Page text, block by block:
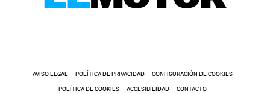
AVISO LEGAL POLÍTICA DE PRIVACIDAD CONFIGURACIÓN DE COOKIES
POLÍTICA DE COOKIES ACCESIBILIDAD CONTACTO